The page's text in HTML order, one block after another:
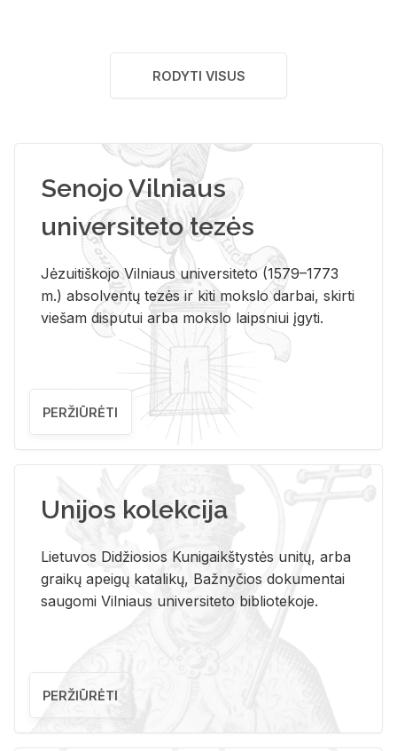
RODYTI VISUS
Senojo Vilniaus
universiteto tezės
Jėzuitiškojo Vilniaus universiteto (1579–1773
m.) absolventų tezės ir kiti mokslo darbai, skirti
viešam disputui arba mokslo laipsniui įgyti.
PERŽIŪRĖTI
Unijos kolekcija
Lietuvos Didžiosios Kunigaikštystės unitų, arba
graikų apeigų katalikų, Bažnyčios dokumentai
saugomi Vilniaus universiteto bibliotekoje.
PERŽIŪRĖTI